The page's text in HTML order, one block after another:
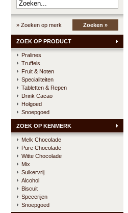
» Zoeken op merk Zoeken »
ZOEK OP PRODUCT
Pralines
Truffels
Fruit & Noten
Specialiteiten
Tabletten & Repen
Drink Cacao
Holgoed
Snoepgoed
ZOEK OP KENMERK
Melk Chocolade
Pure Chocolade
Witte Chocolade
Mix
Suikervrij
Alcohol
Biscuit
Specerijen
Snoepgoed